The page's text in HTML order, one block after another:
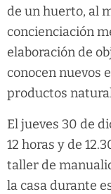
de un huerto, al
concienciación
elaboración de
conocen nuevos
productos
El jueves 30 de
12 horas y de
taller de
la casa durante